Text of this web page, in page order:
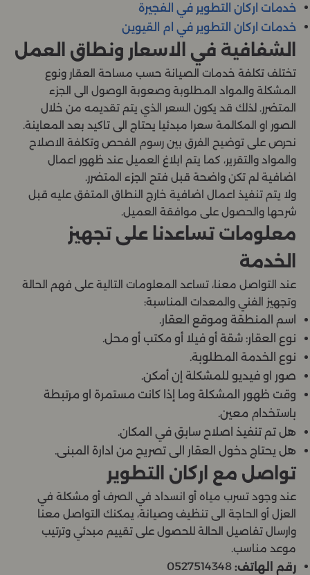
خدمات اركان التطوير في الفجيرة
خدمات اركان التطوير في ام القيوين
الشفافية في الاسعار ونطاق العمل
تختلف تكلفة خدمات الصيانة حسب مساحة العقار ونوع
المشكلة والمواد المطلوبة وصعوبة الوصول الى الجزء
المتضرر. لذلك قد يكون السعر الذي يتم تقديمه من خلال
الصور او المكالمة سعرا مبدئيا يحتاج الى تاكيد بعد المعاينة.
نحرص على توضيح الفرق بين رسوم الفحص وتكلفة الاصلاح
والمواد والتقرير، كما يتم ابلاغ العميل عند ظهور اعمال
اضافية لم تكن واضحة قبل فتح الجزء المتضرر.
ولا يتم تنفيذ اعمال اضافية خارج النطاق المتفق عليه قبل
شرحها والحصول على موافقة العميل.
معلومات تساعدنا على تجهيز
الخدمة
عند التواصل معنا، تساعد المعلومات التالية على فهم الحالة
وتجهيز الفني والمعدات المناسبة:
اسم المنطقة وموقع العقار.
نوع العقار: شقة أو فيلا أو مكتب أو محل.
نوع الخدمة المطلوبة.
صور او فيديو للمشكلة إن أمكن.
وقت ظهور المشكلة وما إذا كانت مستمرة او مرتبطة
باستخدام معين.
هل تم تنفيذ اصلاح سابق في المكان.
هل يحتاج دخول العقار الى تصريح من ادارة المبنى.
تواصل مع اركان التطوير
عند وجود تسرب مياه أو انسداد في الصرف أو مشكلة في
العزل أو الحاجة الى تنظيف وصيانة، يمكنك التواصل معنا
وارسال تفاصيل الحالة للحصول على تقييم مبدئي وترتيب
موعد مناسب.
رقم الهاتف: